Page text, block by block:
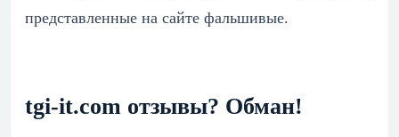
представленные на сайте фальшивые.
tgi-it.com отзывы? Обман!